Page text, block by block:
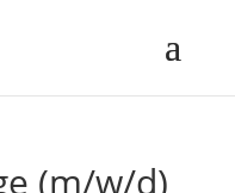
(m/w/d)